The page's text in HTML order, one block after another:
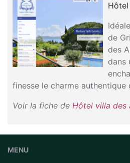
de
des
dans
finesse le charme
Voir la fiche de Hôtel villa des
MENU